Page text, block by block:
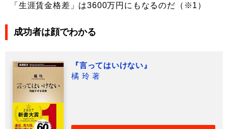
「生涯賃金格差」は3600万円にもなるのだ（※1）
成功者は顔でわかる
『言ってはいけない』
橘 玲 著